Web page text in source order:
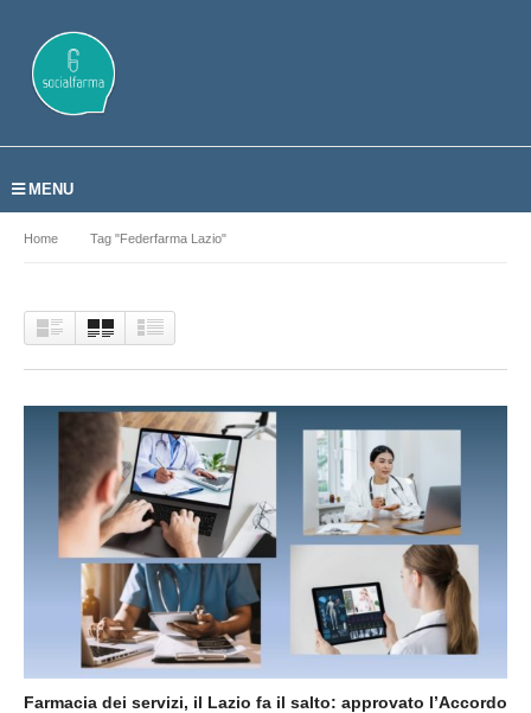
MENU
Home Tag "Federfarma Lazio"
Farmacia dei servizi, il Lazio fa il salto: approvato l’Accordo